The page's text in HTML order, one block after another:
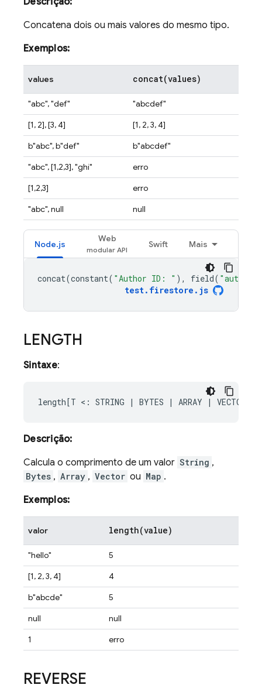
Concatena dois ou mais valores do mesmo tipo.
Exemplos:
values concat(values)
"abc", "def"
"abcdef"
[1, 2], [3, 4]
[1, 2, 3, 4]
b"abc", b"def"
b"abcdef"
"abc", [1,2,3], "ghi"
erro
[1,2,3]
erro
"abc", null
null
Node.js
Web
Swift Mais
concat(constant( "Author ID: " ), field(
test. firestore . js
LENGTH
Sintaxe:
Descrição:
Calcula o comprimento de um valor String ,
Bytes , Array , Vector ou Map .
Exemplos:
valor length(value)
"hello"
5
[1, 2, 3, 4]
4
b"abcde"
5
null
null
1
erro
REVERSE